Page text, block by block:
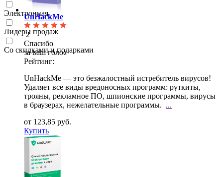
Электронная
Лидеры продаж
Со скидками и подарками
UnHackMe
2
Спасибо
за ваш голос
Рейтинг:
UnHackMe — это безжалостный истребитель вирусов!
Удаляет все виды вредоносных программ: руткиты,
трояны, рекламное ПО, шпионские программы, вирусы
в браузерах, нежелательные программы. ...
от 123,85 руб.
Купить